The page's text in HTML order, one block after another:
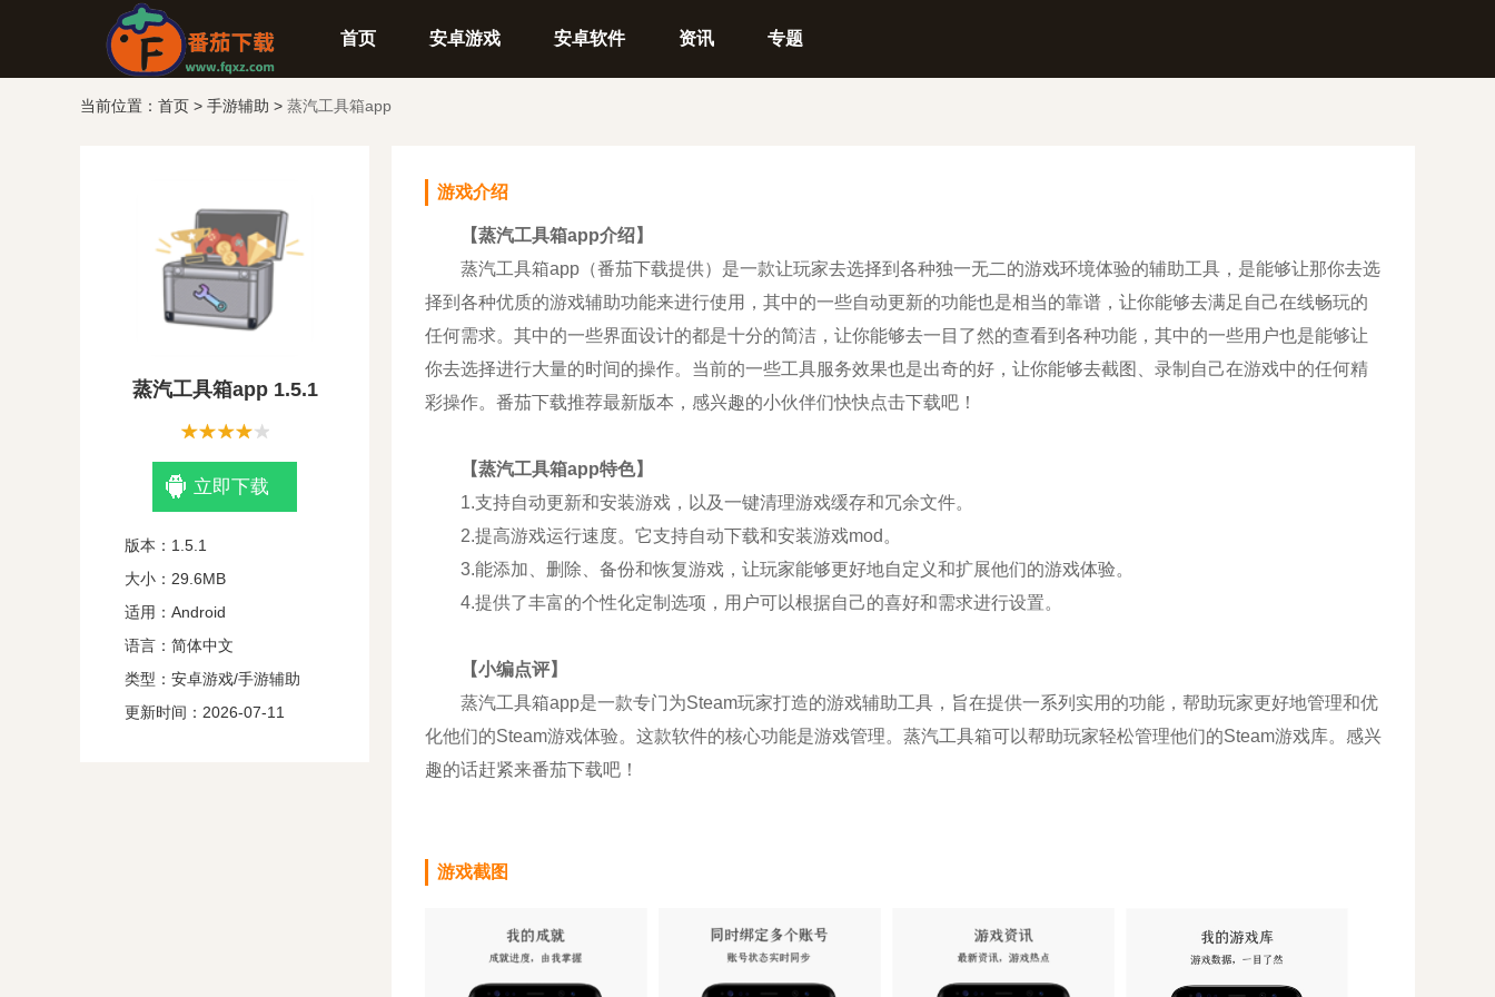
首页 安卓游戏 安卓软件 资讯 专题
当前位置： 首页 > 手游辅助 > 蒸汽工具箱app
蒸汽工具箱app 1.5.1
立即下载
版本：1.5.1
大小：29.6MB
适用：Android
语言：简体中文
类型：安卓游戏/手游辅助
更新时间：2026-07-11
游戏介绍
【蒸汽工具箱app介绍】
蒸汽工具箱app（番茄下载提供）是一款让玩家去选择到各种独一无二的游戏环境体验的辅助工具，是能够让那你去选
择到各种优质的游戏辅助功能来进行使用，其中的一些自动更新的功能也是相当的靠谱，让你能够去满足自己在线畅玩的
任何需求。其中的一些界面设计的都是十分的简洁，让你能够去一目了然的查看到各种功能，其中的一些用户也是能够让
你去选择进行大量的时间的操作。当前的一些工具服务效果也是出奇的好，让你能够去截图、录制自己在游戏中的任何精
彩操作。番茄下载推荐最新版本，感兴趣的小伙伴们快快点击下载吧！
【蒸汽工具箱app特色】
1.支持自动更新和安装游戏，以及一键清理游戏缓存和冗余文件。
2.提高游戏运行速度。它支持自动下载和安装游戏mod。
3.能添加、删除、备份和恢复游戏，让玩家能够更好地自定义和扩展他们的游戏体验。
4.提供了丰富的个性化定制选项，用户可以根据自己的喜好和需求进行设置。
【小编点评】
蒸汽工具箱app是一款专门为Steam玩家打造的游戏辅助工具，旨在提供一系列实用的功能，帮助玩家更好地管理和优
化他们的Steam游戏体验。这款软件的核心功能是游戏管理。蒸汽工具箱可以帮助玩家轻松管理他们的Steam游戏库。感兴
趣的话赶紧来番茄下载吧！
游戏截图